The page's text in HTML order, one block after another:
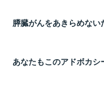
膵臓がんをあきらめない
あなたもこのアドボカ